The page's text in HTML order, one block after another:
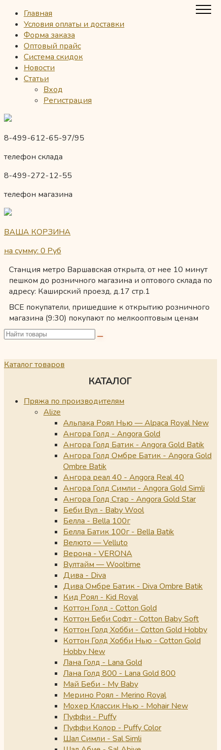
Главная
Условия оплаты и доставки
Форма заказа
Оптовый прайс
Система скидок
Новости
Статьи
Вход
Регистрация
8-499-612-65-97/95
телефон склада
8-499-272-12-55
телефон магазина
ВАША КОРЗИНА
на сумму: 0 Руб
Станция метро Варшавская открыта, от нее 10 минут
пешком до розничного магазина и оптового склада по
адресу: Каширский проезд, д.17 стр.1
ВСЕ покупатели, пришедшие к открытию розничного
магазина (9:30) покупают по мелкооптовым ценам
Каталог товаров
КАТАЛОГ
Пряжа по производителям
Alize
Альпака Роял Нью — Alpaca Royal New
Ангора Голд - Angora Gold
Ангора Голд Батик - Angora Gold Batik
Ангора Голд Омбре Батик - Angora Gold
Ombre Batik
Ангора реал 40 - Angora Real 40
Ангора Голд Симли - Angora Gold Simli
Ангора Голд Стар - Angora Gold Star
Беби Вул - Baby Wool
Белла - Bella 100г
Белла Батик 100г - Bella Batik
Велюто — Velluto
Верона - VERONA
Вултайм — Wooltime
Дива - Diva
Дива Омбре Батик - Diva Ombre Batik
Кид Роял - Kid Royal
Коттон Голд - Cotton Gold
Коттон Беби Софт - Cotton Baby Soft
Коттон Голд Хобби - Cotton Gold Hobby
Коттон Голд Хобби Нью - Cotton Gold
Hobby New
Лана Голд - Lana Gold
Лана Голд 800 - Lana Gold 800
Май Беби - My Baby
Мерино Роял - Merino Royal
Мохер Классик Нью - Mohair New
Пуффи - Puffy
Пуффи Колор - Puffy Color
Шал Симли - Sal Simli